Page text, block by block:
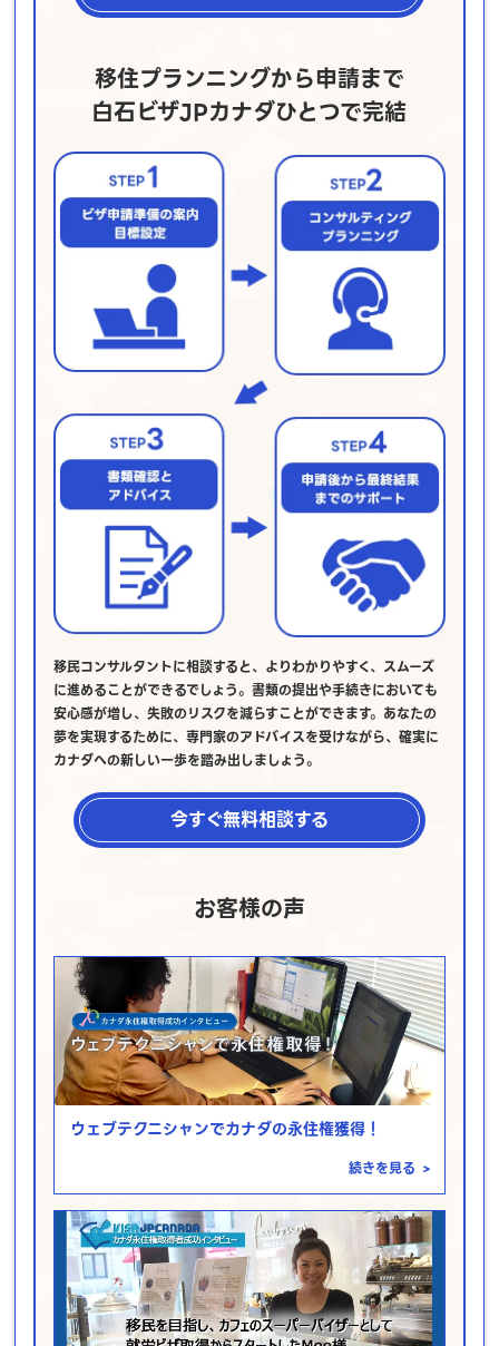
移住プランニングから申請まで
白石ビザJPカナダひとつで完結
移民コンサルタントに相談すると、よりわかりやすく、スムーズ
に進めることができるでしょう。書類の提出や手続きにおいても
安心感が増し、失敗のリスクを減らすことができます。あなたの
夢を実現するために、専門家のアドバイスを受けながら、確実に
カナダへの新しい一歩を踏み出しましょう。
今すぐ無料相談する
お客様の声
ウェブテクニシャンでカナダの永住権獲得！
続きを見る >